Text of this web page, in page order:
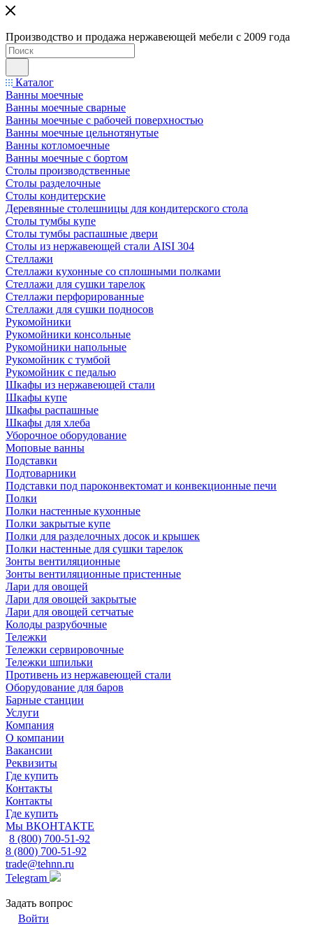
Производство и продажа нержавеющей мебели с 2009 года
Каталог
Ванны моечные
Ванны моечные сварные
Ванны моечные с рабочей поверхностью
Ванны моечные цельнотянутые
Ванны котломоечные
Ванны моечные с бортом
Столы производственные
Столы разделочные
Столы кондитерские
Деревянные столешницы для кондитерского стола
Столы тумбы купе
Столы тумбы распашные двери
Столы из нержавеющей стали AISI 304
Стеллажи
Стеллажи кухонные со сплошными полками
Стеллажи для сушки тарелок
Стеллажи перфорированные
Стеллажи для сушки подносов
Рукомойники
Рукомойники консольные
Рукомойники напольные
Рукомойник с тумбой
Рукомойник с педалью
Шкафы из нержавеющей стали
Шкафы купе
Шкафы распашные
Шкафы для хлеба
Уборочное оборудование
Моповые ванны
Подставки
Подтоварники
Подставки под пароконвектомат и конвекционные печи
Полки
Полки настенные кухонные
Полки закрытые купе
Полки для разделочных досок и крышек
Полки настенные для сушки тарелок
Зонты вентиляционные
Зонты вентиляционные пристенные
Лари для овощей
Лари для овощей закрытые
Лари для овощей сетчатые
Колоды разрубочные
Тележки
Тележки сервировочные
Тележки шпильки
Противень из нержавеющей стали
Оборудование для баров
Барные станции
Услуги
Компания
О компании
Вакансии
Реквизиты
Где купить
Контакты
Контакты
Где купить
Мы ВКОНТАКТЕ
8 (800) 700-51-92
8 (800) 700-51-92
trade@tehnn.ru
Telegram
Задать вопрос
Войти